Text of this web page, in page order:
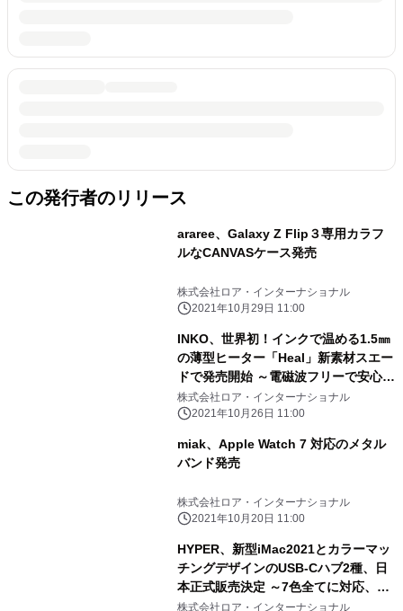
この発行者のリリース
araree、Galaxy Z Flip３専用カラフ
ルなCANVASケース発売
株式会社ロア・インターナショナル
2021年10月29日 11:00
INKO、世界初！インクで温める1.5㎜
の薄型ヒーター「Heal」新素材スエー
ドで発売開始 ～電磁波フリーで安心安
全、速暖47℃のシート全面発熱～
株式会社ロア・インターナショナル
2021年10月26日 11:00
miak、Apple Watch 7 対応のメタル
バンド発売
株式会社ロア・インターナショナル
2021年10月20日 11:00
HYPER、新型iMac2021とカラーマッ
チングデザインのUSB-Cハブ2種、日
本正式販売決定 ～7色全てに対応、高
速データ通信を実現、期間限定で先行
株式会社ロア・インターナショナル